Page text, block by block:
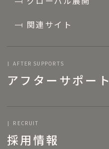
関連サイト
AFTER SUPPORTS
アフターサポート
RECRUIT
採用情報